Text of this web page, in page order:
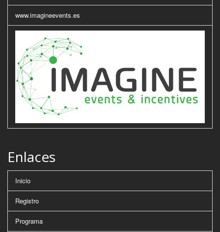
www.imagineevents.es
Enlaces
Inicio
Registro
Programa